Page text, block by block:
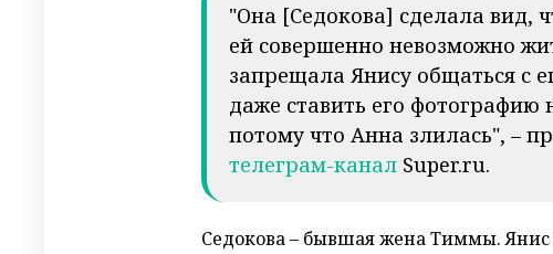
"Она [Седокова] сделала вид,
ей совершенно невозможно
запрещала Янису общаться с
даже ставить его фотографию
потому что Анна злилась", –
телеграм-канал Super.ru.
Седокова – бывшая жена Тиммы. Янис